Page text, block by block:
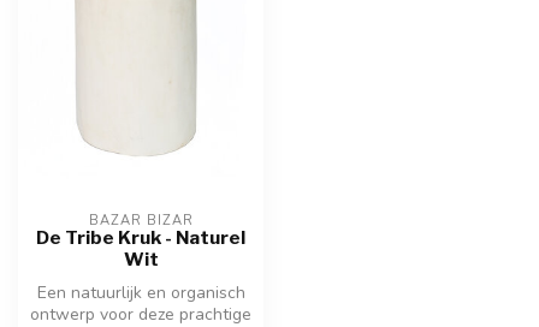
BAZAR BIZAR
De Tribe Kruk - Naturel
Wit
Een natuurlijk en organisch
ontwerp voor deze prachtige